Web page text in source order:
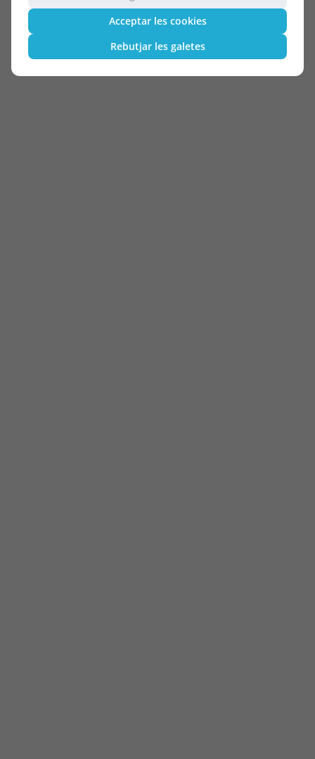
Acceptar les cookies
Rebutjar les galetes